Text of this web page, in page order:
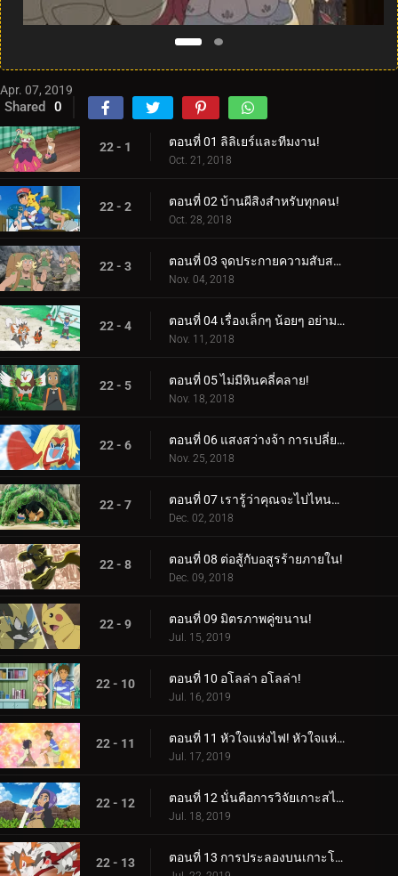
Apr. 07, 2019
Shared 0
22 - 1 ตอนที่ 01 ลิลิเยร์และทีมงาน!
Oct. 21, 2018
22 - 2 ตอนที่ 02 บ้านผีสิงสำหรับทุกคน!
Oct. 28, 2018
22 - 3 ตอนที่ 03 จุดประกายความสับสน!
Nov. 04, 2018
22 - 4 ตอนที่ 04 เรื่องเล็กๆ น้อยๆ อย่ามองข้าม!
Nov. 11, 2018
22 - 5 ตอนที่ 05 ไม่มีหินคลี่คลาย!
Nov. 18, 2018
22 - 6 ตอนที่ 06 แสงสว่างจ้า การเปลี่ยนแปลงครั้งยิ่งใหญ่!
Nov. 25, 2018
22 - 7 ตอนที่ 07 เรารู้ว่าคุณจะไปไหนอีวุย!
Dec. 02, 2018
22 - 8 ตอนที่ 08 ต่อสู้กับอสูรร้ายภายใน!
Dec. 09, 2018
22 - 9 ตอนที่ 09 มิตรภาพคู่ขนาน!
Jul. 15, 2019
22 - 10 ตอนที่ 10 อโลล่า อโลล่า!
Jul. 16, 2019
22 - 11 ตอนที่ 11 หัวใจแห่งไฟ! หัวใจแห่งหิน!
Jul. 17, 2019
22 - 12 ตอนที่ 12 นั่นคือการวิจัยเกาะสไปซี่!
Jul. 18, 2019
22 - 13 ตอนที่ 13 การประลองบนเกาะโพนี!